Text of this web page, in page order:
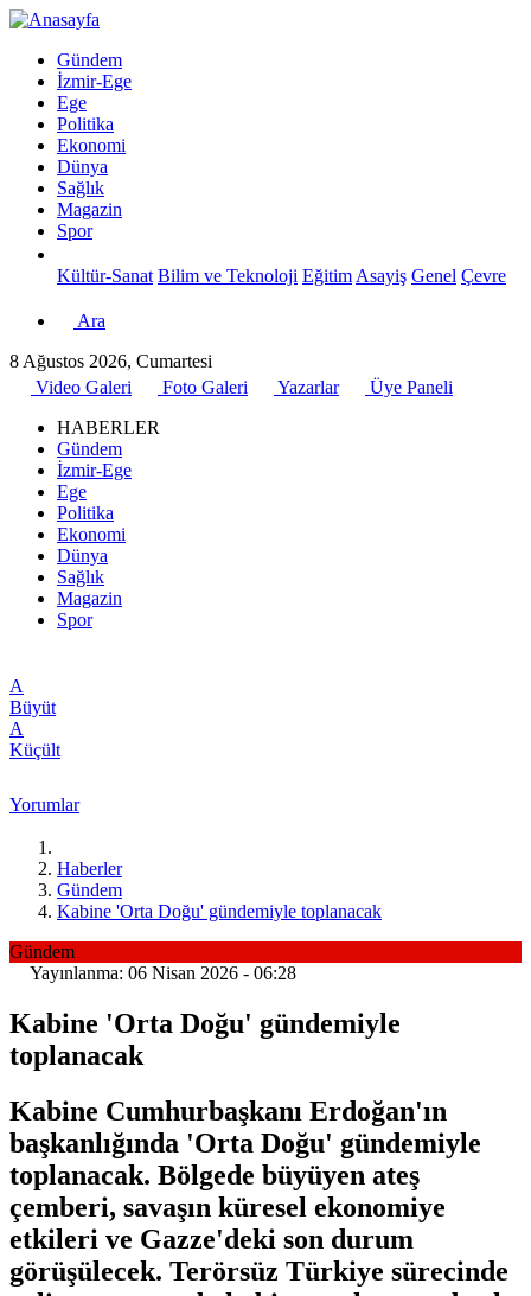
Gündem
İzmir-Ege
Ege
Politika
Ekonomi
Dünya
Sağlık
Magazin
Spor
Kültür-Sanat Bilim ve Teknoloji Eğitim Asayiş Genel Çevre
Ara
8 Ağustos 2026, Cumartesi
Video Galeri
Foto Galeri Yazarlar
Üye Paneli
HABERLER
Gündem
İzmir-Ege
Ege
Politika
Ekonomi
Dünya
Sağlık
Magazin
Spor
A
Büyüt
A
Küçült
Yorumlar
Haberler
Gündem
Kabine 'Orta Doğu' gündemiyle toplanacak
Gündem
Yayınlanma: 06 Nisan 2026 - 06:28
Kabine 'Orta Doğu' gündemiyle
toplanacak
Kabine Cumhurbaşkanı Erdoğan'ın
başkanlığında 'Orta Doğu' gündemiyle
toplanacak. Bölgede büyüyen ateş
çemberi, savaşın küresel ekonomiye
etkileri ve Gazze'deki son durum
görüşülecek. Terörsüz Türkiye sürecinde